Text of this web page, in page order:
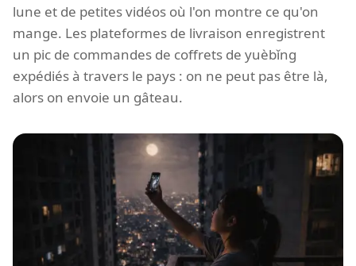
lune et de petites vidéos où l'on montre ce qu'on
mange. Les plateformes de livraison enregistrent
un pic de commandes de coffrets de yuèbǐng
expédiés à travers le pays : on ne peut pas être là,
alors on envoie un gâteau.